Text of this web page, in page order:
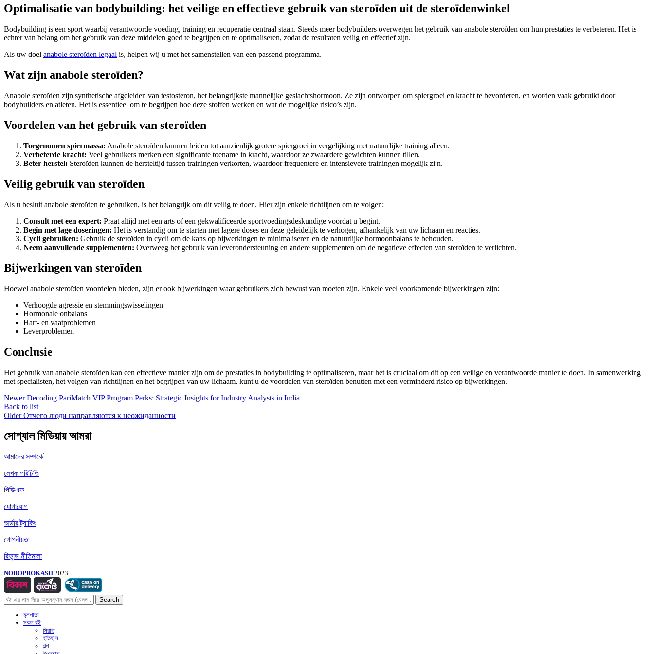
Optimalisatie van bodybuilding: het veilige en effectieve gebruik van steroïden uit de steroïdenwinkel
Bodybuilding is een sport waarbij verantwoorde voeding, training en recuperatie centraal staan. Steeds meer bodybuilders overwegen het gebruik van anabole steroïden om hun prestaties te verbeteren. Het is
echter van belang om het gebruik van deze middelen goed te begrijpen en te optimaliseren, zodat de resultaten veilig en effectief zijn.
Als uw doel anabole steroïden legaal is, helpen wij u met het samenstellen van een passend programma.
Wat zijn anabole steroïden?
Anabole steroïden zijn synthetische afgeleiden van testosteron, het belangrijkste mannelijke geslachtshormoon. Ze zijn ontworpen om spiergroei en kracht te bevorderen, en worden vaak gebruikt door
bodybuilders en atleten. Het is essentieel om te begrijpen hoe deze stoffen werken en wat de mogelijke risico’s zijn.
Voordelen van het gebruik van steroïden
Toegenomen spiermassa: Anabole steroïden kunnen leiden tot aanzienlijk grotere spiergroei in vergelijking met natuurlijke training alleen.
Verbeterde kracht: Veel gebruikers merken een significante toename in kracht, waardoor ze zwaardere gewichten kunnen tillen.
Beter herstel: Steroïden kunnen de hersteltijd tussen trainingen verkorten, waardoor frequentere en intensievere trainingen mogelijk zijn.
Veilig gebruik van steroïden
Als u besluit anabole steroïden te gebruiken, is het belangrijk om dit veilig te doen. Hier zijn enkele richtlijnen om te volgen:
Consult met een expert: Praat altijd met een arts of een gekwalificeerde sportvoedingsdeskundige voordat u begint.
Begin met lage doseringen: Het is verstandig om te starten met lagere doses en deze geleidelijk te verhogen, afhankelijk van uw lichaam en reacties.
Cycli gebruiken: Gebruik de steroïden in cycli om de kans op bijwerkingen te minimaliseren en de natuurlijke hormoonbalans te behouden.
Neem aanvullende supplementen: Overweeg het gebruik van leverondersteuning en andere supplementen om de negatieve effecten van steroïden te verlichten.
Bijwerkingen van steroïden
Hoewel anabole steroïden voordelen bieden, zijn er ook bijwerkingen waar gebruikers zich bewust van moeten zijn. Enkele veel voorkomende bijwerkingen zijn:
Verhoogde agressie en stemmingswisselingen
Hormonale onbalans
Hart- en vaatproblemen
Leverproblemen
Conclusie
Het gebruik van anabole steroïden kan een effectieve manier zijn om de prestaties in bodybuilding te optimaliseren, maar het is cruciaal om dit op een veilige en verantwoorde manier te doen. In samenwerking
met specialisten, het volgen van richtlijnen en het begrijpen van uw lichaam, kunt u de voordelen van steroïden benutten met een verminderd risico op bijwerkingen.
Newer Decoding PariMatch VIP Program Perks: Strategic Insights for Industry Analysts in India
Back to list
Older Отчего люди направляются к неожиданности
সোশ্যাল মিডিয়ায় আমরা
আমাদের সম্পর্কে
লেখক পরিচিতি
পিডিএফ
যোগাযোগ
অর্ডার ট্র্যাকিং
গোপনীয়তা
রিফান্ড নীতিমালা
NOBOPROKASH 2023
Search
মূলপাতা
সকল বই
সিরাত
ইতিহাস
গল্প